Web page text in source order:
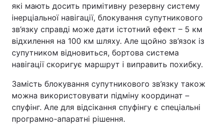
які мають досить примітивну резервну систему
інерціальної навігації, блокування супутникового
зв’язку справді може дати істотний ефект – 5 км
відхилення на 100 км шляху. Але щойно зв’язок із
супутником відновиться, бортова система
навігації скоригує маршрут і виправить похибку.
Замість блокування супутникового зв’язку також
можна використовувати підміну координат –
спуфінг. Але для відсікання спуфінгу є спеціальні
програмно-апаратні рішення.